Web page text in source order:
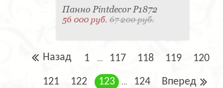
Панно Pintdecor P1872
56 000 руб.67 200 руб.
Назад 1 ... 117 118 119 120
121 122 123 ... 124 Вперед